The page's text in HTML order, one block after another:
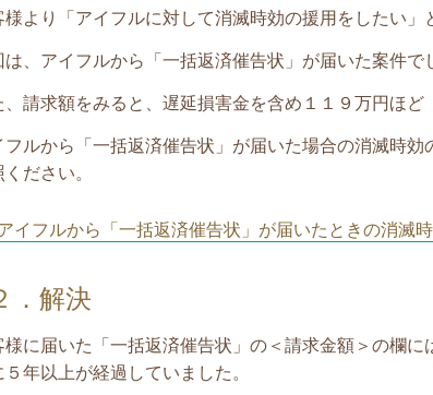
様より「アイフルに対して消滅時効の援用をしたい」
は、アイフルから「一括返済催告状」が届いた案件で
、請求額をみると、 遅延損害金を含め１１９万円ほど
フルから「 一括返済催告状 」が届いた場合の消滅時
ださい。
イフルから「一括返済催告状」が届いたときの消滅
．解決
様に届いた「 一括返済催告状 」の＜請求金額＞の欄
５年以上が経過していました。